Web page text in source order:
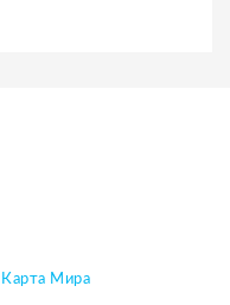
Карта Мира